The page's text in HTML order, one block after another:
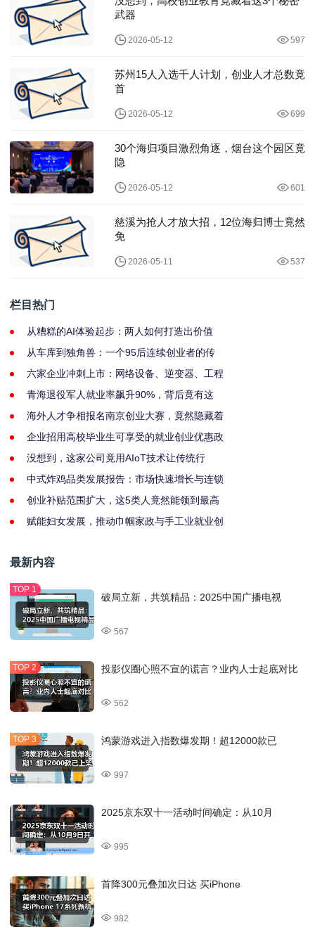
武器
2026-05-12 597
苏州15人入选千人计划，创业人才总数竟
首
2026-05-12 699
30个海归项目激烈角逐，烟台这个园区竟
隐
2026-05-12 601
慈溪为抢人才放大招，12位海归博士竟然
免
2026-05-11 537
栏目热门
从糟糕的AI体验起步：两人如何打造出价值
从车库到独角兽：一个95后连续创业者的传
六家企业冲刺上市：网络设备、逆变器、工程
青海退役军人就业率飙升90%，背后竟有这
海外人才争相报名南京创业大赛，竟然隐藏着
企业招用高校毕业生可享受的就业创业优惠政
没想到，这家公司竟用AIoT技术让传统行
中式炸鸡品类发展报告：市场快速增长与连锁
创业补贴范围扩大，这5类人竟然能领到最高
赋能妇女发展，推动巾帼家政与手工业就业创
最新内容
破局立新，共筑精品：2025中国广播电视
567
投影仪圈心照不宣的谎言？业内人士起底对比
562
鸿蒙游戏进入指数爆发期！超12000款已
997
2025京东双十一活动时间确定：从10月
995
首降300元叠加次日达 买iPhone
982